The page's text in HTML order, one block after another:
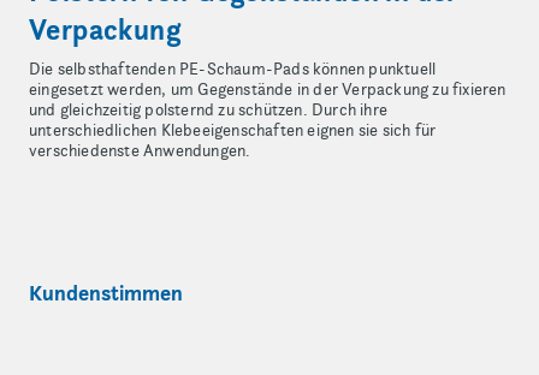
Verpackung
Die selbsthaftenden PE-Schaum-Pads können punktuell
eingesetzt werden, um Gegenstände in der Verpackung zu fixieren
und gleichzeitig polsternd zu schützen. Durch ihre
unterschiedlichen Klebeeigenschaften eignen sie sich für
verschiedenste Anwendungen.
Kundenstimmen